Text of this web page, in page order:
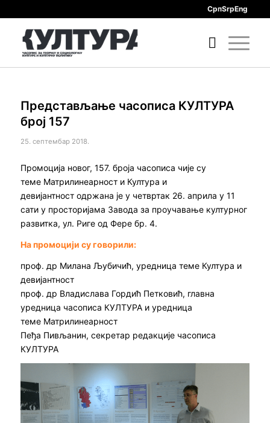
СрпSrpEng
Представљање часописа КУЛТУРА
број 157
25. септембар 2018.
Промоција новог, 157. броја часописа чије су
теме Матрилинеарност и Култура и
девијантност одржана је у четвртак 26. априла у 11
сати у просторијама Завода за проучавање културног
развитка, ул. Риге од Фере бр. 4.
На промоцији су говорили:
проф. др Милана Љубичић, уредница теме Култура и
девијантност
проф. др Владислава Гордић Петковић, главна
уредница часописа КУЛТУРА и уредница
теме Матрилинеарност
Пеђа Пивљанин, секретар редакције часописа
КУЛТУРА